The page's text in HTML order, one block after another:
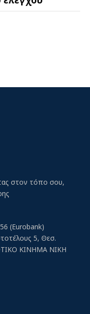
στον τόπο σου,
(Eurobank)
5, Θεσ.
ΚΙΝΗΜΑ ΝΙΚΗ